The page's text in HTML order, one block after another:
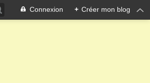
Connexion + Créer mon blog